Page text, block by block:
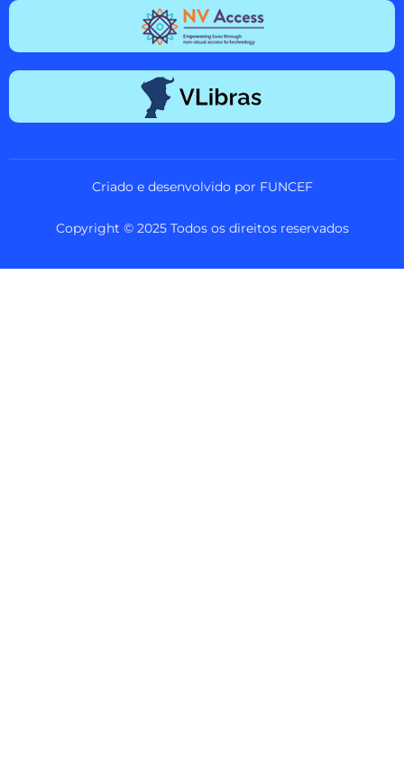
Criado e desenvolvido por FUNCEF
Copyright © 2025 Todos os direitos reservados